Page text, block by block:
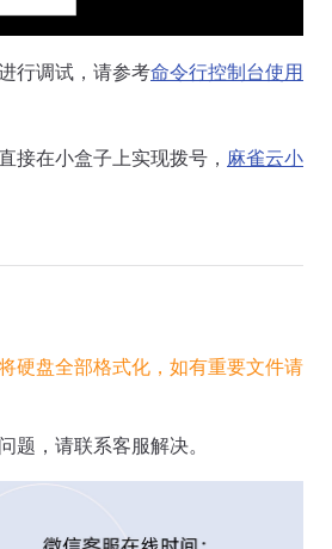
行调试，请参考命令行控制台使用
接在小盒子上实现拨号， 麻雀云小
硬盘全部格式化，如有重要文件请
题，请联系客服解决。